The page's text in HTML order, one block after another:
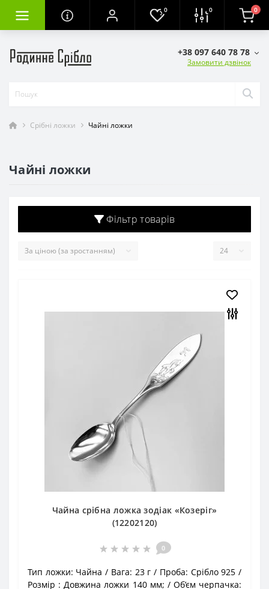
0 0 0
+38 097 640 78 78
Замовити дзвінок
Срібні ложки Чайні ложки
Чайні ложки
Фільтр товарів
Чайна срібна ложка зодіак «Козеріг»
(12202120)
0
Тип ложки: Чайна Вага: 23 г Проба: Срібло 925
Розмір : Довжина ложки 140 мм;
Об’єм черпачка: